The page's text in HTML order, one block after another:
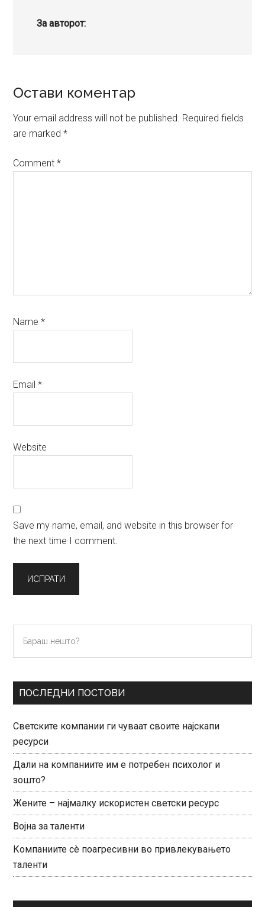
За авторот:
Reader
Interactions
Остави коментар
Your email address will not be published. Required fields
are marked*
Comment*
Name*
Email*
Website
Save my name, email, and website in this browser for
the next time I comment.
Primary
Sidebar
нешто?
ПОСЛЕДНИ ПОСТОВИ
Светските компании ги чуваат своите најскапи
ресурси
Дали на компаниите им е потребен психолог и
зошто?
Жените – најмалку искористен светски ресурс
Војна за таленти
Компаниите сè поагресивни во привлекувањето
таленти